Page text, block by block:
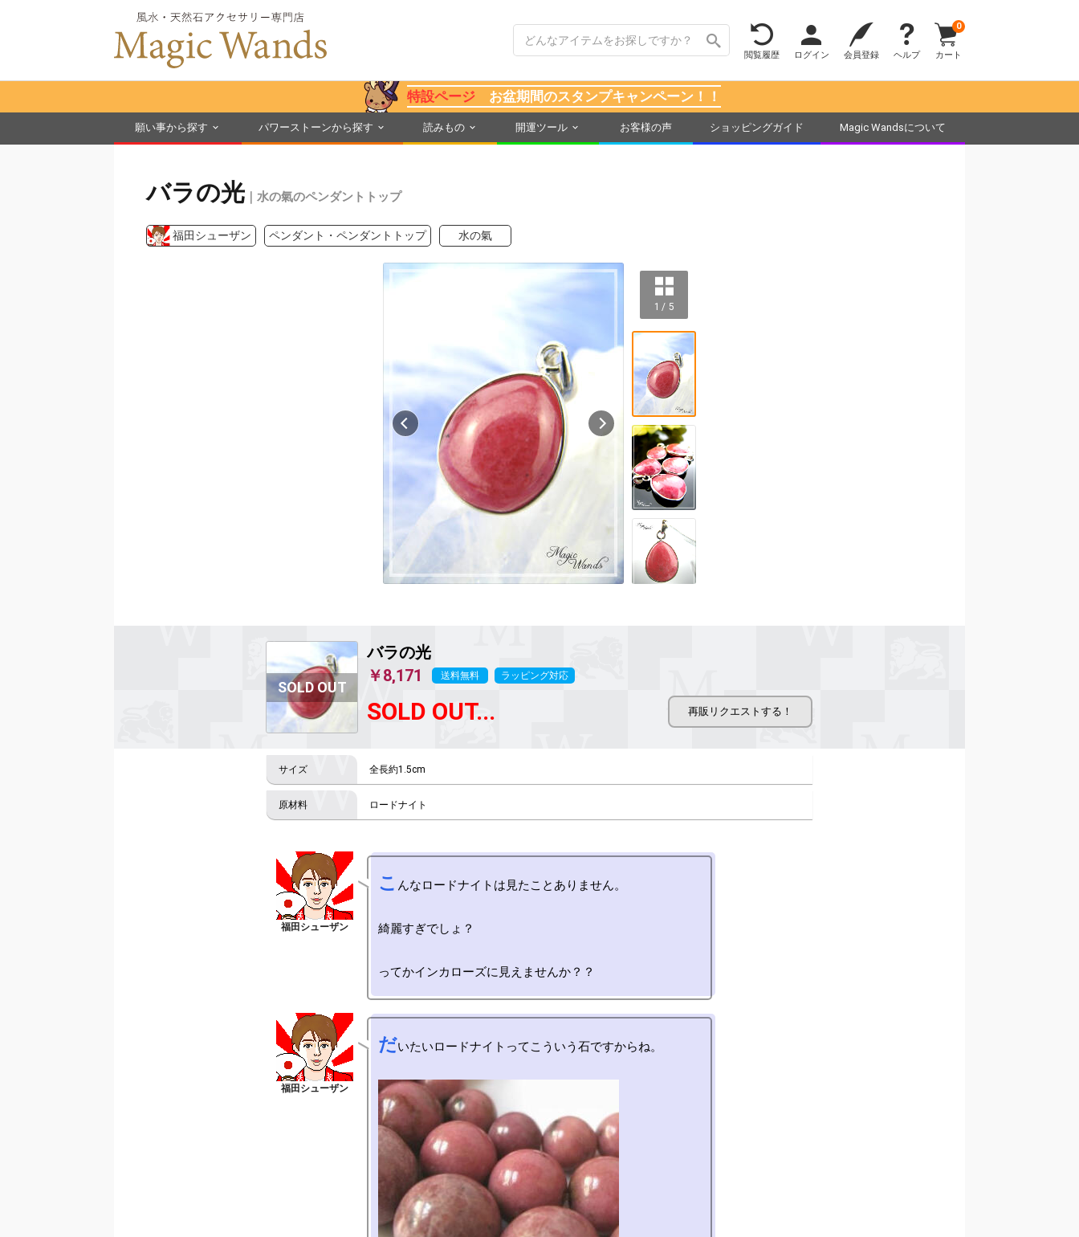
閲覧履歴 ログイン 会員登録 ヘルプ カート
0
特設ページ お盆期間のスタンプキャンペーン！！
願い事から探す パワーストーンから探す 読みもの 開運ツール お客様の声 ショッピングガイド Magic Wandsについて
バラの光 ｜水の氣のペンダントトップ
福田シューザン ペンダント・ペンダントトップ 水の氣
1 / 5
バラの光
￥8,171
送料無料 ラッピング対応
SOLD OUT...
全長約1.5cm
ロードナイト
こ んなロードナイトは見たことありません。
綺麗すぎでしょ？
だいたいロードナイトってこういう石ですからね。